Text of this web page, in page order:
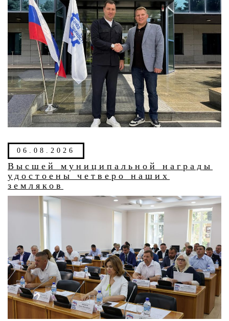
06.08.2026
Высшей муниципальной награды
удостоены четверо наших
земляков